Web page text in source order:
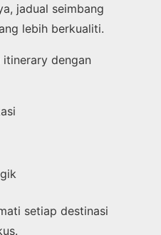
jadual seimbang
lebih berkualiti.
itinerary dengan
setiap destinasi